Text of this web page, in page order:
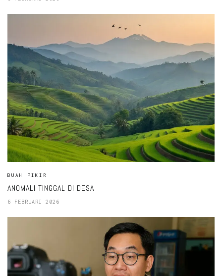
BUAH PIKIR
ANOMALI TINGGAL DI DESA
6 FEBRUARI 2026